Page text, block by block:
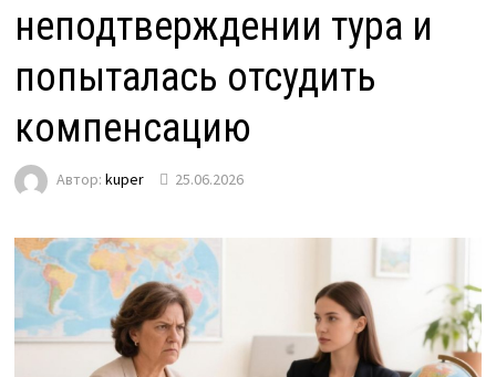
неподтверждении тура и
попыталась отсудить
компенсацию
Автор: kuper 25.06.2026